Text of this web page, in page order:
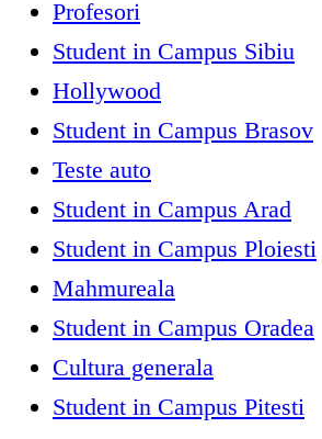
Profesori
Student in Campus Sibiu
Hollywood
Student in Campus Brasov
Teste auto
Student in Campus Arad
Student in Campus Ploiesti
Mahmureala
Student in Campus Oradea
Cultura generala
Student in Campus Pitesti